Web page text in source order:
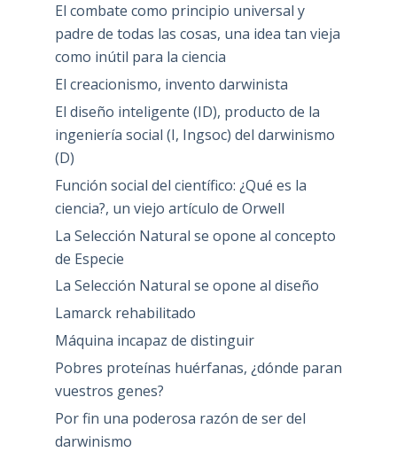
El combate como principio universal y
padre de todas las cosas, una idea tan vieja
como inútil para la ciencia
El creacionismo, invento darwinista
El diseño inteligente (ID), producto de la
ingeniería social (I, Ingsoc) del darwinismo
(D)
Función social del científico: ¿Qué es la
ciencia?, un viejo artículo de Orwell
La Selección Natural se opone al concepto
de Especie
La Selección Natural se opone al diseño
Lamarck rehabilitado
Máquina incapaz de distinguir
Pobres proteínas huérfanas, ¿dónde paran
vuestros genes?
Por fin una poderosa razón de ser del
darwinismo